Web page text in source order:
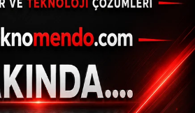
esnada kalçasından
ABONE OL